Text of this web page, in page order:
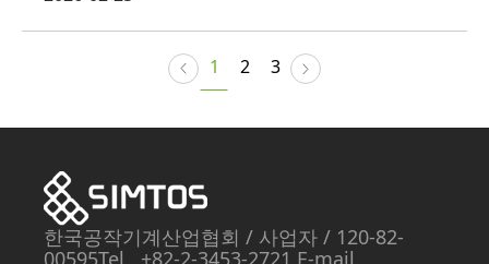
1 2 3
한국공작기계산업협회 / 사업자 / 120-82-
00595Tel . +82-2-3453-2721 E-mail.